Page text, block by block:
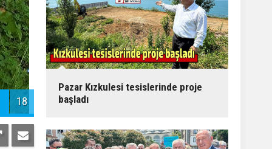
18
Pazar Kızkulesi tesislerinde proje
başladı